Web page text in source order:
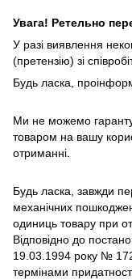
Увага! Ретельно
У разі виявлення
(претензію) зі
Будь ласка,
Ми не можемо
товаром на вашу
отриманні.
Будь ласка, завжди
механічних
одиниць товару при
Відповідно до
19.03.1994 року №
термінами